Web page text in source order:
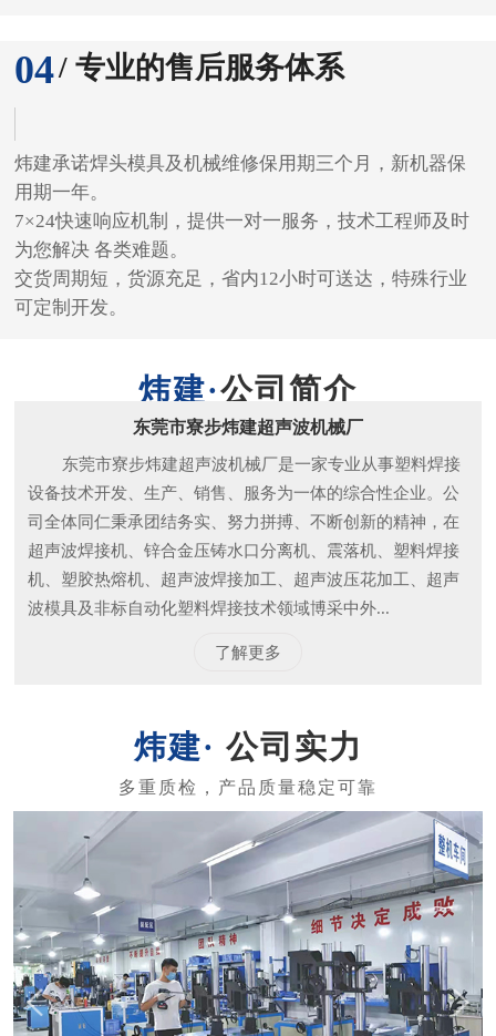
04/ 专业的售后服务体系
炜建承诺焊头模具及机械维修保用期三个月，新机器保
用期一年。
7×24快速响应机制，提供一对一服务，技术工程师及时
为您解决 各类难题。
交货周期短，货源充足，省内12小时可送达，特殊行业
可定制开发。
公司简介
东莞市寮步炜建超声波机械厂
东莞市寮步炜建超声波机械厂是一家专业从事塑料焊接
设备技术开发、生产、销售、服务为一体的综合性企业。公
司全体同仁秉承团结务实、努力拼搏、不断创新的精神，在
超声波焊接机、锌合金压铸水口分离机、震落机、塑料焊接
机、塑胶热熔机、超声波焊接加工、超声波压花加工、超声
波模具及非标自动化塑料焊接技术领域博采中外...
了解更多
公司实力